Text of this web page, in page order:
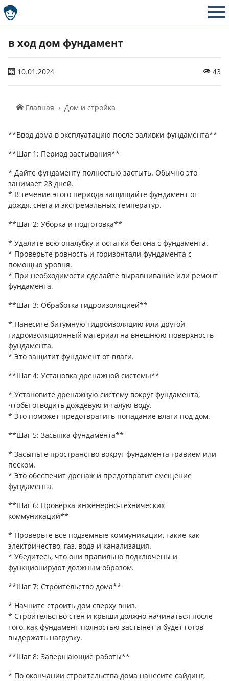
в ход дом фундамент
10.01.2024 43
Главная Дом и стройка
**Ввод дома в эксплуатацию после заливки фундамента**
**Шаг 1: Период застывания**
* Дайте фундаменту полностью застыть. Обычно это
занимает 28 дней.
* В течение этого периода защищайте фундамент от
дождя, снега и экстремальных температур.
**Шаг 2: Уборка и подготовка**
* Удалите всю опалубку и остатки бетона с фундамента.
* Проверьте ровность и горизонтали фундамента с
помощью уровня.
* При необходимости сделайте выравнивание или ремонт
фундамента.
**Шаг 3: Обработка гидроизоляцией**
* Нанесите битумную гидроизоляцию или другой
гидроизоляционный материал на внешнюю поверхность
фундамента.
* Это защитит фундамент от влаги.
**Шаг 4: Установка дренажной системы**
* Установите дренажную систему вокруг фундамента,
чтобы отводить дождевую и талую воду.
* Это поможет предотвратить попадание влаги под дом.
**Шаг 5: Засыпка фундамента**
* Засыпьте пространство вокруг фундамента гравием или
песком.
* Это обеспечит дренаж и предотвратит смещение
фундамента.
**Шаг 6: Проверка инженерно-технических
коммуникаций**
* Проверьте все подземные коммуникации, такие как
электричество, газ, вода и канализация.
* Убедитесь, что они правильно подключены и
функционируют должным образом.
**Шаг 7: Строительство дома**
* Начните строить дом сверху вниз.
* Строительство стен и крыши должно начинаться после
того, как фундамент полностью застынет и будет готов
выдержать нагрузку.
**Шаг 8: Завершающие работы**
* По окончании строительства дома нанесите сайдинг,